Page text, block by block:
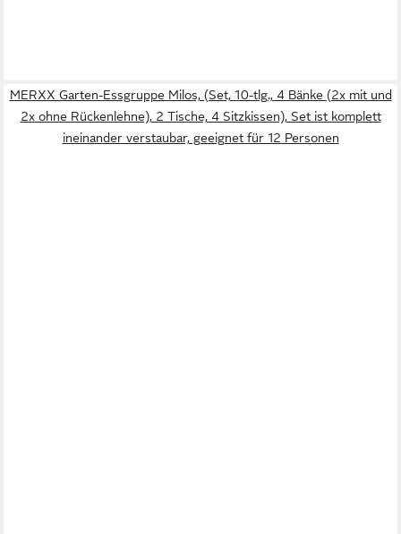
MERXX Garten-Essgruppe Milos, (Set, 10-tlg., 4 Bänke (2x mit und
2x ohne Rückenlehne), 2 Tische, 4 Sitzkissen), Set ist komplett
ineinander verstaubar, geeignet für 12 Personen